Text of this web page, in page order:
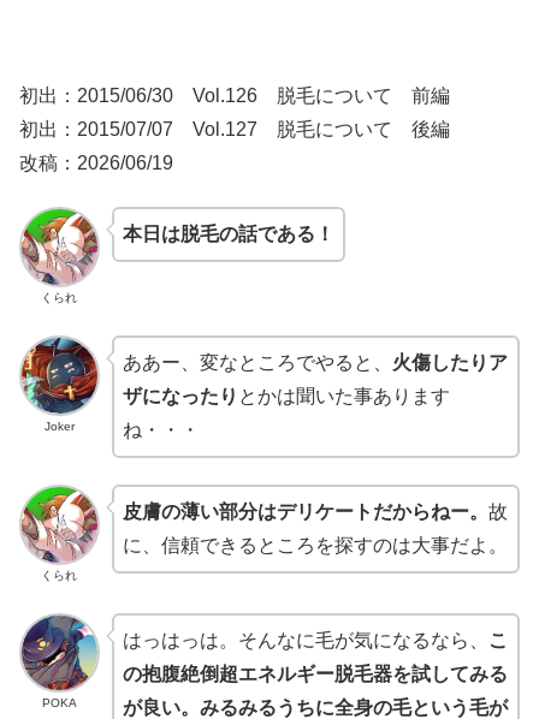
初出：2015/06/30 Vol.126 脱毛について 前編
初出：2015/07/07 Vol.127 脱毛について 後編
改稿：2026/06/19
くられ
本日は脱毛の話である！
Joker
ああー、変なところでやると、 火傷したりア
ザになったり とかは聞いた事あります
ね・・・
くられ
皮膚の薄い部分はデリケートだからねー。 故
に、信頼できるところを探すのは大事だよ。
POKA
はっはっは。そんなに毛が気になるなら、
こ
の抱腹絶倒超エネルギー脱毛器を試してみる
が良い。みるみるうちに全身の毛という毛が